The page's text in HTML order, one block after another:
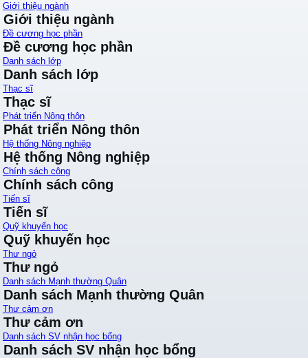
Giới thiệu ngành
Giới thiệu ngành
Đề cương học phần
Đề cương học phần
Danh sách lớp
Danh sách lớp
Thạc sĩ
Thạc sĩ
Phát triển Nông thôn
Phát triển Nông thôn
Hệ thống Nông nghiệp
Hệ thống Nông nghiệp
Chính sách công
Chính sách công
Tiến sĩ
Tiến sĩ
Quỹ khuyến học
Quỹ khuyến học
Thư ngỏ
Thư ngỏ
Danh sách Mạnh thường Quân
Danh sách Mạnh thường Quân
Thư cảm ơn
Thư cảm ơn
Danh sách SV nhận học bổng
Danh sách SV nhận học bổng